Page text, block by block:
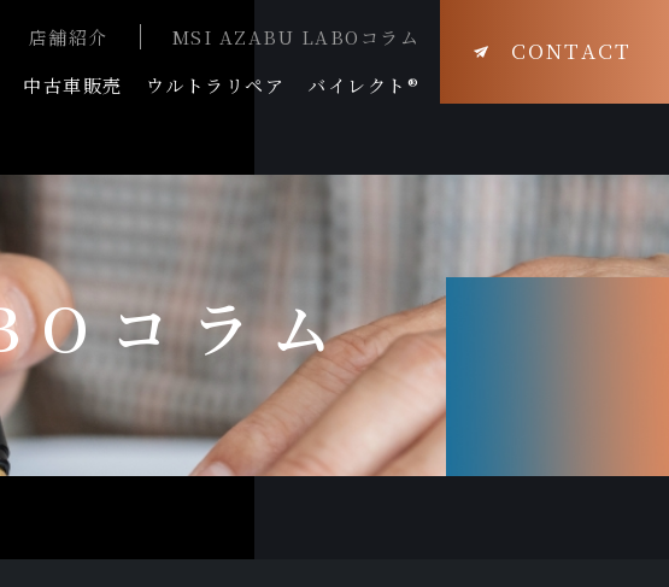
店舗紹介
MSI AZABU LABOコラム
中古車販売 ウルトラリペア バイレクト®
CONTACT
コラム